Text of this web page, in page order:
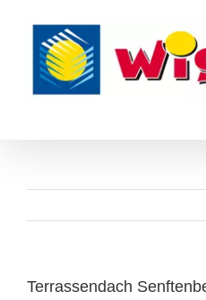
content
Terrassendach